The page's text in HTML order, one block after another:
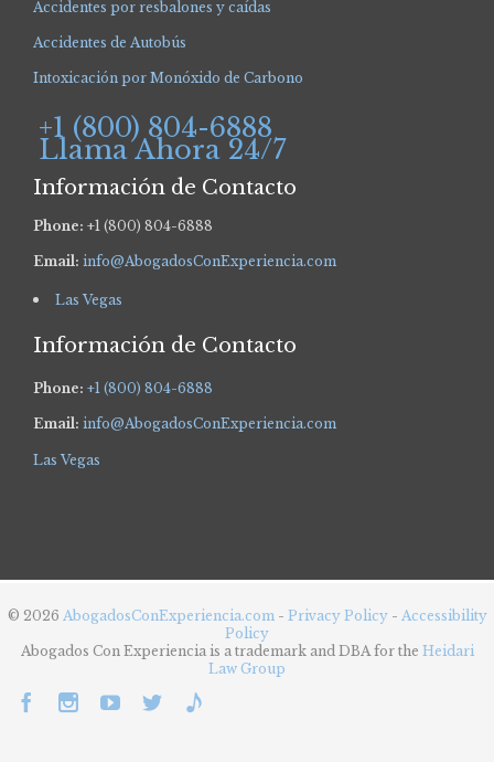
Accidentes por resbalones y caídas
Accidentes de Autobús
Intoxicación por Monóxido de Carbono
+1 (800) 804-6888
Llama Ahora 24/7
Información de Contacto
Phone: +1 (800) 804-6888
Email: info@AbogadosConExperiencia.com
Las Vegas
Información de Contacto
Phone: +1 (800) 804-6888
Email: info@AbogadosConExperiencia.com
Las Vegas
© 2026 AbogadosConExperiencia.com - Privacy Policy - Accessibility
Policy
Abogados Con Experiencia is a trademark and DBA for the Heidari
Law Group
    